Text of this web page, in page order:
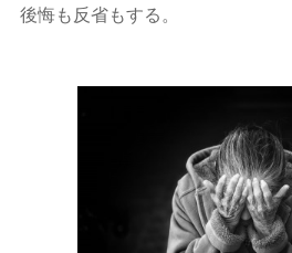
後悔も反省もする。